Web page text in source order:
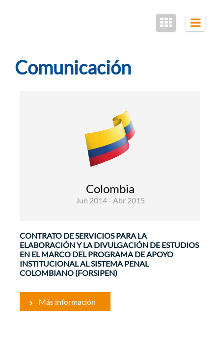
Comunicación
Colombia
Jun 2014 - Abr 2015
Comunicación
Gobernabilidad y Fortalecimiento
es reforzar el Estado de Derecho por medio de
un sistema judicial y policial más eficaz ...
CONTRATO DE SERVICIOS PARA LA
ELABORACIÓN Y LA DIVULGACIÓN DE ESTUDIOS
EN EL MARCO DEL PROGRAMA DE APOYO
INSTITUCIONAL AL SISTEMA PENAL
COLOMBIANO (FORSIPEN)
Más información